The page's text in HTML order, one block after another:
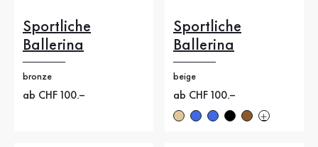
Sportliche
Ballerina
bronze
Neuer Preis
ab CHF 100.–
Sportliche
Ballerina
beige
Neuer Preis
ab CHF 100.–